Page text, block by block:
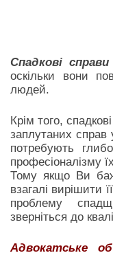
Спадкові справи
оскільки вони
людей.
Крім того,
заплутаних справ
потребують
професіоналізму
Тому якщо Ви
взагалі вирішити
проблему
зверніться до
Адвокатське